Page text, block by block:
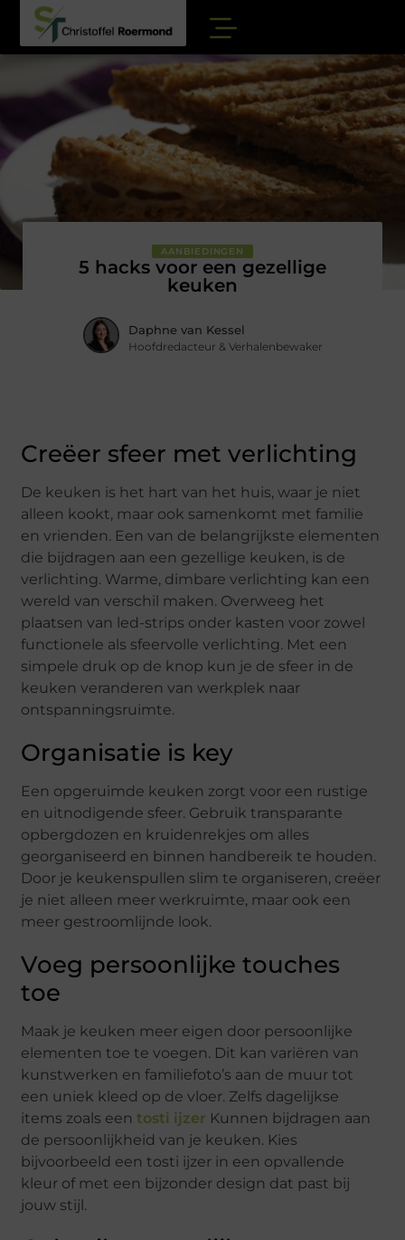
AANBIEDINGEN
5 hacks voor een gezellige
keuken
Daphne van Kessel
Hoofdredacteur & Verhalenbewaker
Creëer sfeer met verlichting
De keuken is het hart van het huis, waar je niet
alleen kookt, maar ook samenkomt met familie
en vrienden. Een van de belangrijkste elementen
die bijdragen aan een gezellige keuken, is de
verlichting. Warme, dimbare verlichting kan een
wereld van verschil maken. Overweeg het
plaatsen van led-strips onder kasten voor zowel
functionele als sfeervolle verlichting. Met een
simpele druk op de knop kun je de sfeer in de
keuken veranderen van werkplek naar
ontspanningsruimte.
Organisatie is key
Een opgeruimde keuken zorgt voor een rustige
en uitnodigende sfeer. Gebruik transparante
opbergdozen en kruidenrekjes om alles
georganiseerd en binnen handbereik te houden.
Door je keukenspullen slim te organiseren, creëer
je niet alleen meer werkruimte, maar ook een
meer gestroomlijnde look.
Voeg persoonlijke touches
toe
Maak je keuken meer eigen door persoonlijke
elementen toe te voegen. Dit kan variëren van
kunstwerken en familiefoto’s aan de muur tot
een uniek kleed op de vloer. Zelfs dagelijkse
items zoals eentosti ijzer Kunnen bijdragen aan
de persoonlijkheid van je keuken. Kies
bijvoorbeeld een tosti ijzer in een opvallende
kleur of met een bijzonder design dat past bij
jouw stijl.